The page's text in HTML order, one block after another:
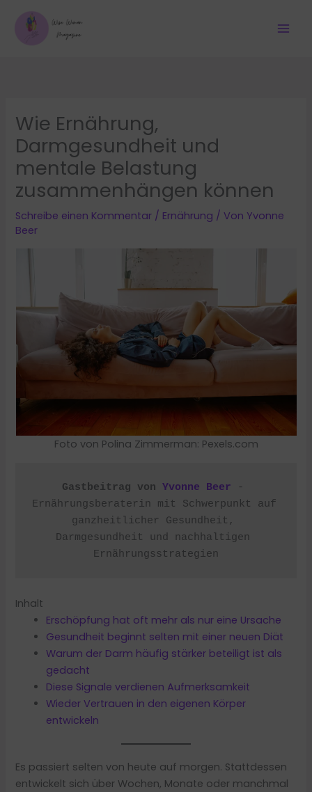
Inhalt
springen
Wie Ernährung,
Darmgesundheit und
mentale Belastung
zusammenhängen können
Schreibe einen Kommentar / Ernährung / Von Yvonne
Beer
Foto von Polina Zimmerman: Pexels.com
Gastbeitrag von Yvonne Beer -
Ernährungsberaterin mit Schwerpunkt auf
ganzheitlicher Gesundheit,
Darmgesundheit und nachhaltigen
Ernährungsstrategien
Inhalt
Erschöpfung hat oft mehr als nur eine Ursache
Gesundheit beginnt selten mit einer neuen Diät
Warum der Darm häufig stärker beteiligt ist als
gedacht
Diese Signale verdienen Aufmerksamkeit
Wieder Vertrauen in den eigenen Körper
entwickeln
Es passiert selten von heute auf morgen. Stattdessen
entwickelt sich über Wochen, Monate oder manchmal